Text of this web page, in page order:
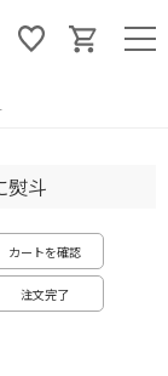
熨斗
カートを確認
注文完了